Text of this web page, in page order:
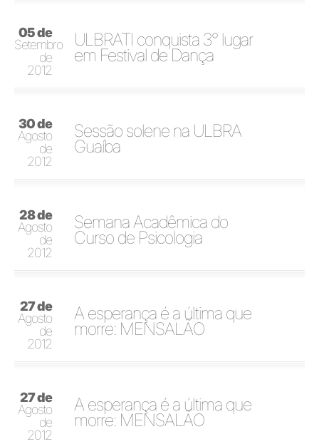
05 de
Setembro
de
2012
ULBRATI conquista 3° lugar
em Festival de Dança
30 de
Agosto
de
2012
Sessão solene na ULBRA
Guaíba
28 de
Agosto
de
2012
Semana Acadêmica do
Curso de Psicologia
27 de
Agosto
de
2012
A esperança é a última que
morre: MENSALÃO
27 de
Agosto
de
2012
A esperança é a última que
morre: MENSALÃO